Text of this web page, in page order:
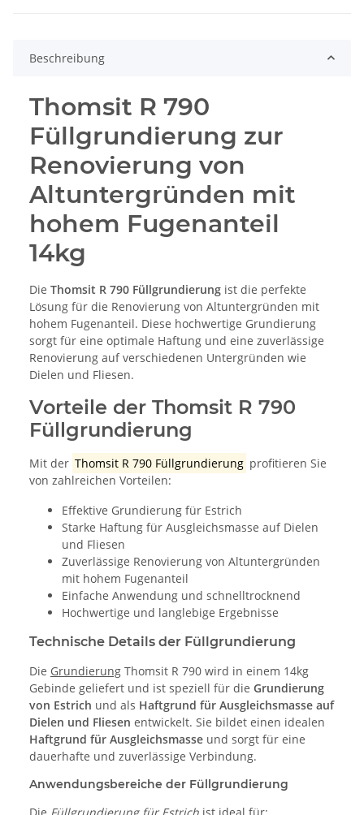
Beschreibung
Thomsit R 790
Füllgrundierung zur
Renovierung von
Altuntergründen mit
hohem Fugenanteil
14kg
Die Thomsit R 790 Füllgrundierung ist die perfekte
Lösung für die Renovierung von Altuntergründen mit
hohem Fugenanteil. Diese hochwertige Grundierung
sorgt für eine optimale Haftung und eine zuverlässige
Renovierung auf verschiedenen Untergründen wie
Dielen und Fliesen.
Vorteile der Thomsit R 790
Füllgrundierung
Mit der Thomsit R 790 Füllgrundierung profitieren Sie
von zahlreichen Vorteilen:
Effektive Grundierung für Estrich
Starke Haftung für Ausgleichsmasse auf Dielen
und Fliesen
Zuverlässige Renovierung von Altuntergründen
mit hohem Fugenanteil
Einfache Anwendung und schnelltrocknend
Hochwertige und langlebige Ergebnisse
Technische Details der Füllgrundierung
Die Grundierung Thomsit R 790 wird in einem 14kg
Gebinde geliefert und ist speziell für die Grundierung
von Estrich und als Haftgrund für Ausgleichsmasse auf
Dielen und Fliesen entwickelt. Sie bildet einen idealen
Haftgrund für Ausgleichsmasse und sorgt für eine
dauerhafte und zuverlässige Verbindung.
Anwendungsbereiche der Füllgrundierung